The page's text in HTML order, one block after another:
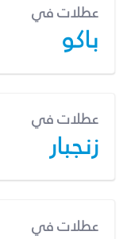
عطلات في
باكو
عطلات في
زنجبار
عطلات في